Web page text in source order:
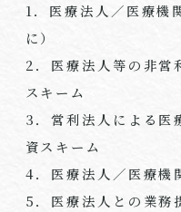
1．医療法人／医療機
に）
2．医療法人等の非
スキーム
3．営利法人による医
資スキーム
4．医療法人／医療機
5．医療法人との業務